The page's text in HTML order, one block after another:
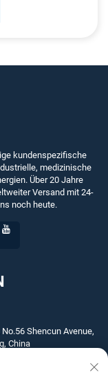
kundenspezifische
medizinische
Über 20 Jahre
Versand mit 24-
noch heute.
Shencun Avenue,
China